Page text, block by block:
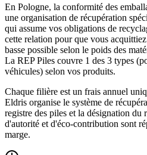
En Pologne, la conformité des
une organisation de récupération
qui assume vos obligations de
cette relation pour que vous
basse possible selon le poids des
La REP Piles couvre 1 des 3 types
véhicules) selon vos produits.
Chaque filière est un frais annuel
Eldris organise le système de
registre des piles et la désignation du
d'autorité et d'éco-contribution sont
marge.